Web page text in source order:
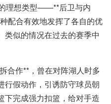
理想类型——**后卫与内
配合有效地发挥了各自的优
类似的情况在过去的赛季中
合作**，曾在对阵湖人时多
行假动作，引诱防守球员朝
下完成强力扣篮，给对手造